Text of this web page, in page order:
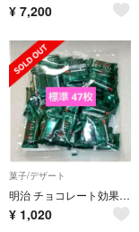
¥ 7,200
菓子/デザート
明治 チョコレート効果 カカオ 72% 標準 47枚
¥ 1,020